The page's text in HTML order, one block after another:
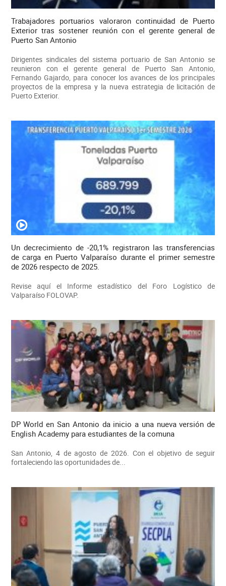
Trabajadores portuarios valoraron continuidad de Puerto
Exterior tras sostener reunión con el gerente general de
Puerto San Antonio
Dirigentes sindicales del sistema portuario de San Antonio se
reunieron con el gerente general de Puerto San Antonio,
Fernando Gajardo, para conocer los avances de los principales
proyectos de la empresa y la nueva estrategia de licitación de
Puerto Exterior.
Un decrecimiento de -20,1% registraron las transferencias
de carga en Puerto Valparaíso durante el primer semestre
de 2026 respecto de 2025.
Revise aquí el Informe estadístico del Foro Logístico de
Valparaíso FOLOVAP.
DP World en San Antonio da inicio a una nueva versión de
English Academy para estudiantes de la comuna
San Antonio, 4 de agosto de 2026. Con el objetivo de seguir
fortaleciendo las oportunidades de...